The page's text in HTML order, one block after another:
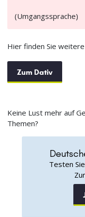
(Umgangssprache)
Hier finden Sie
Zum Dativ
Keine Lust mehr auf
Themen?
Testen